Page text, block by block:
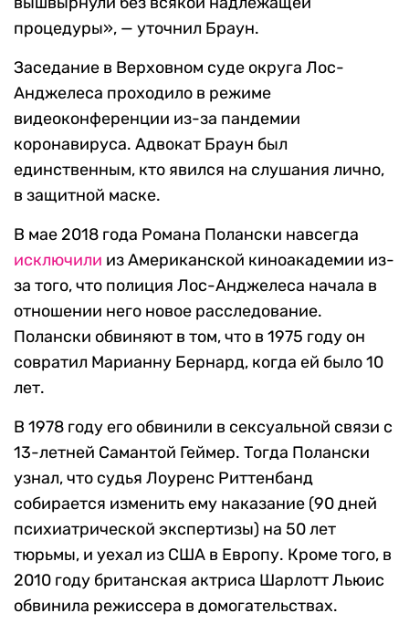
процедуры», — уточнил Браун.
Заседание в Верховном суде округа Лос-
Анджелеса проходило в режиме
видеоконференции из-за пандемии
коронавируса. Адвокат Браун был
единственным, кто явился на слушания лично,
в защитной маске.
В мае 2018 года Романа Полански навсегда
исключили из Американской киноакадемии из-
за того, что полиция Лос-Анджелеса начала в
отношении него новое расследование.
Полански обвиняют в том, что в 1975 году он
совратил Марианну Бернард, когда ей было 10
лет.
В 1978 году его обвинили в сексуальной связи с
13-летней Самантой Геймер. Тогда Полански
узнал, что судья Лоуренс Риттенбанд
собирается изменить ему наказание (90 дней
психиатрической экспертизы) на 50 лет
тюрьмы, и уехал из США в Европу. Кроме того, в
2010 году британская актриса Шарлотт Льюис
обвинила режиссера в домогательствах.